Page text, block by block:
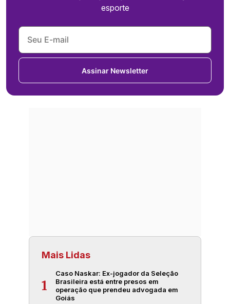
esporte
Assinar Newsletter
Mais Lidas
1
Caso Naskar: Ex-jogador da Seleção
Brasileira está entre presos em
operação que prendeu advogada em
Goiás